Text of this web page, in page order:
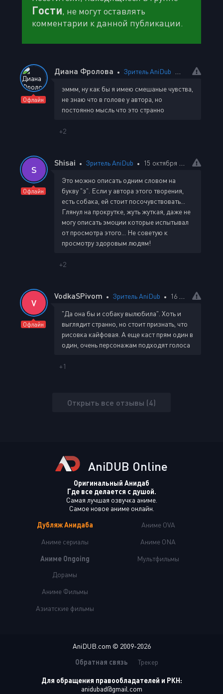
Гости, не могут оставлять
комментарии к данной публикации.
Офлайн
Диана Фролова Зритель AniDub 15 октября
эммм, ну как бы я имею смешаные чувства,
не знаю что в голове у автора, но
постоянно мысль что это странно
+2
S
Офлайн
Shisai Зритель AniDub 15 октября 2025 23:48
Это можно описать одним словом на
букву "з". Если у автора этого творения,
есть собака, ей стоит посочувствовать...
Глянул на прокрутке, жуть жуткая, даже не
могу описать эмоции которые испытывал
от просмотра этого... Не советую к
просмотру здоровым людям!
+2
V
Офлайн
VodkaSPivom Зритель AniDub 16 октября 2025 05:58
"Да она бы и собаку вылюбила". Хоть и
выглядит странно, но стоит признать, что
рисовка кайфовая. А еще каст прям один в
один, очень персонажам подходят голоса
+1
Открыть все отзывы (4)
AniDUB Online
Оригинальный Анидаб
Где все делается с душой.
Самая лучшая озвучка аниме.
Самое новое аниме онлайн.
Дубляж Анидаба
Аниме сериалы
Аниме Ongoing
Аниме OVA
Аниме ONA
Мультфильмы
Дорамы
Аниме Фильмы
Азиатские фильмы
AniDUB.com © 2009-2026
Обратная связь
Трекер
Для обращения правообладателей и РКН:
anidubad@gmail.com